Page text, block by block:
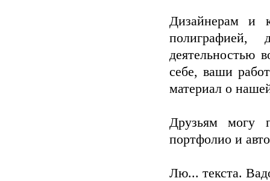
Дизайнерам и
полиграфией,
деятельностью
себе, ваши
материал о
Друзьям могу
портфолио и
Лю... текста.